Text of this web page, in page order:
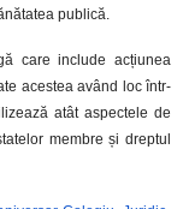
publică.
care include acțiunea
acestea având loc într-
atât aspectele de
membre și dreptul